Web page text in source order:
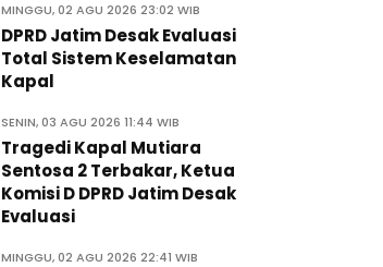
MINGGU, 02 AGU 2026 23:02 WIB
DPRD Jatim Desak Evaluasi
Total Sistem Keselamatan
Kapal
SENIN, 03 AGU 2026 11:44 WIB
Tragedi Kapal Mutiara
Sentosa 2 Terbakar, Ketua
Komisi D DPRD Jatim Desak
Evaluasi
MINGGU, 02 AGU 2026 22:41 WIB